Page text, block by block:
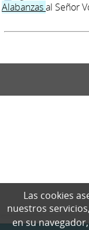
Las cookies
nuestros
en su
Alabanzasal Señor